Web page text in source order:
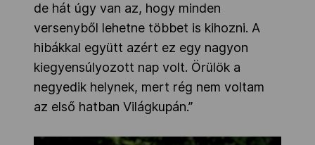
de hát úgy van az, hogy minden
versenyből lehetne többet is kihozni. A
hibákkal együtt azért ez egy nagyon
kiegyensúlyozott nap volt. Örülök a
negyedik helynek, mert rég nem voltam
az első hatban Világkupán.”